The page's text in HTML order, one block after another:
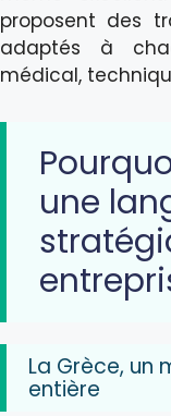
proposent des
adaptés à
médical,
une
La Grèce, un
entière